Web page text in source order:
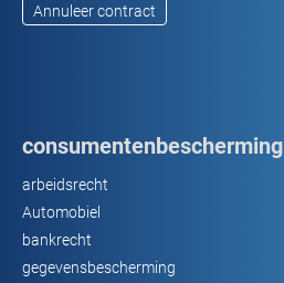
Annuleer contract
consumentenbescherming
arbeidsrecht
Automobiel
bankrecht
gegevensbescherming